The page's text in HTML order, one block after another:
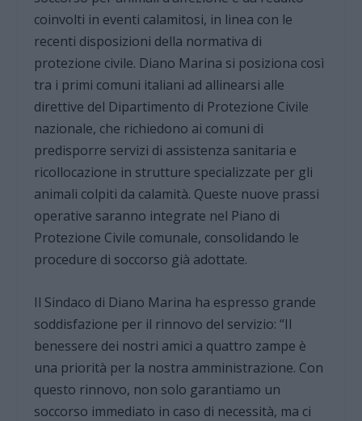
coinvolti in eventi calamitosi, in linea con le
recenti disposizioni della normativa di
protezione civile. Diano Marina si posiziona così
tra i primi comuni italiani ad allinearsi alle
direttive del Dipartimento di Protezione Civile
nazionale, che richiedono ai comuni di
predisporre servizi di assistenza sanitaria e
ricollocazione in strutture specializzate per gli
animali colpiti da calamità. Queste nuove prassi
operative saranno integrate nel Piano di
Protezione Civile comunale, consolidando le
procedure di soccorso già adottate.
Il Sindaco di Diano Marina ha espresso grande
soddisfazione per il rinnovo del servizio: “Il
benessere dei nostri amici a quattro zampe è
una priorità per la nostra amministrazione. Con
questo rinnovo, non solo garantiamo un
soccorso immediato in caso di necessità, ma ci